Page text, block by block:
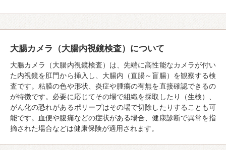
大腸カメラ（大腸内視鏡検査）について
大腸カメラ（大腸内視鏡検査）は、先端に高性能なカメラが付い
た内視鏡を肛門から挿入し、大腸内（直腸～盲腸）を観察する検
査です。粘膜の色や形状、炎症や腫瘍の有無を直接確認できるの
が特徴です。必要に応じてその場で組織を採取したり（生検）、
がん化の恐れがあるポリープはその場で切除したりすることも可
能です。血便や腹痛などの症状がある場合、健康診断で異常を指
摘された場合などは健康保険が適用されます。